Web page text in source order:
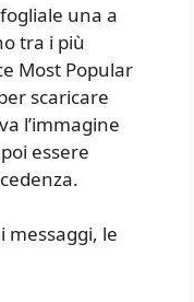
una a
tra i più
Most Popular
scaricare
l’immagine
essere
messaggi, le